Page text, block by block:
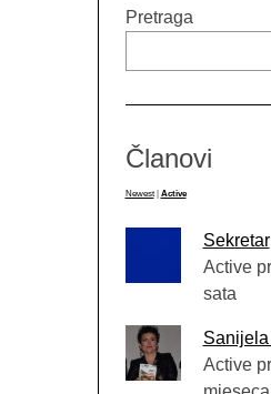
Pretraga
Članovi
Newest Active
Sekretar
Active
sata
Active